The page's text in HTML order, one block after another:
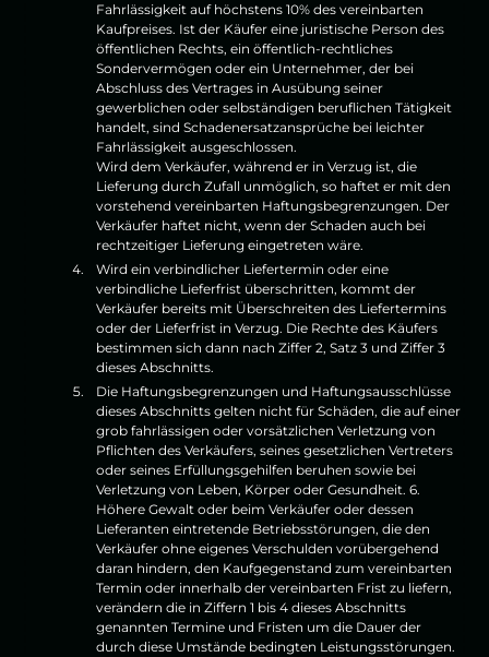
Fahrlässigkeit auf höchstens 10% des vereinbarten
Kaufpreises. Ist der Käufer eine juristische Person des
öffentlichen Rechts, ein öffentlich-rechtliches
Sondervermögen oder ein Unternehmer, der bei
Abschluss des Vertrages in Ausübung seiner
gewerblichen oder selbständigen beruflichen Tätigkeit
handelt, sind Schadenersatzansprüche bei leichter
Fahrlässigkeit ausgeschlossen.
Wird dem Verkäufer, während er in Verzug ist, die
Lieferung durch Zufall unmöglich, so haftet er mit den
vorstehend vereinbarten Haftungsbegrenzungen. Der
Verkäufer haftet nicht, wenn der Schaden auch bei
rechtzeitiger Lieferung eingetreten wäre.
Wird ein verbindlicher Liefertermin oder eine
verbindliche Lieferfrist überschritten, kommt der
Verkäufer bereits mit Überschreiten des Liefertermins
oder der Lieferfrist in Verzug. Die Rechte des Käufers
bestimmen sich dann nach Ziffer 2, Satz 3 und Ziffer 3
dieses Abschnitts.
Die Haftungsbegrenzungen und Haftungsausschlüsse
dieses Abschnitts gelten nicht für Schäden, die auf einer
grob fahrlässigen oder vorsätzlichen Verletzung von
Pflichten des Verkäufers, seines gesetzlichen Vertreters
oder seines Erfüllungsgehilfen beruhen sowie bei
Verletzung von Leben, Körper oder Gesundheit. 6.
Höhere Gewalt oder beim Verkäufer oder dessen
Lieferanten eintretende Betriebsstörungen, die den
Verkäufer ohne eigenes Verschulden vorübergehend
daran hindern, den Kaufgegenstand zum vereinbarten
Termin oder innerhalb der vereinbarten Frist zu liefern,
verändern die in Ziffern 1 bis 4 dieses Abschnitts
genannten Termine und Fristen um die Dauer der
durch diese Umstände bedingten Leistungsstörungen.